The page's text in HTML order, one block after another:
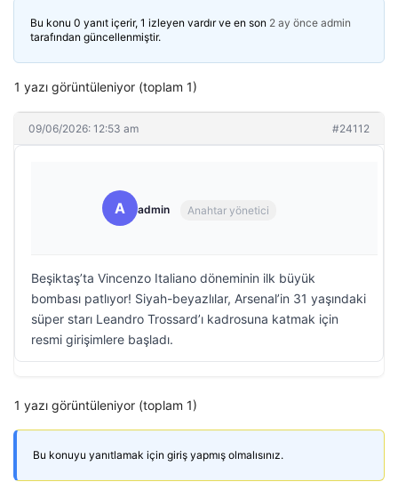
Bu konu 0 yanıt içerir, 1 izleyen vardır ve en son 2 ay önce admin
tarafından güncellenmiştir.
1 yazı görüntüleniyor (toplam 1)
09/06/2026: 12:53 am #24112
A admin Anahtar yönetici
Beşiktaş’ta Vincenzo Italiano döneminin ilk büyük
bombası patlıyor! Siyah-beyazlılar, Arsenal’in 31 yaşındaki
süper starı Leandro Trossard’ı kadrosuna katmak için
resmi girişimlere başladı.
1 yazı görüntüleniyor (toplam 1)
Bu konuyu yanıtlamak için giriş yapmış olmalısınız.